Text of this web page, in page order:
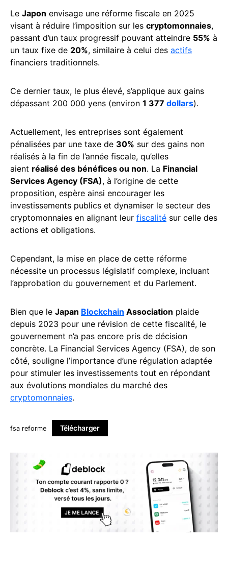
Le Japon envisage une réforme fiscale en 2025
visant à réduire l’imposition sur les cryptomonnaies,
passant d’un taux progressif pouvant atteindre 55% à
un taux fixe de 20%, similaire à celui des actifs
financiers traditionnels.
Ce dernier taux, le plus élevé, s’applique aux gains
dépassant 200 000 yens (environ 1 377 dollars).
Actuellement, les entreprises sont également
pénalisées par une taxe de 30% sur des gains non
réalisés à la fin de l’année fiscale, qu’elles
aient réalisé des bénéfices ou non. La Financial
Services Agency (FSA), à l’origine de cette
proposition, espère ainsi encourager les
investissements publics et dynamiser le secteur des
cryptomonnaies en alignant leur fiscalité sur celle des
actions et obligations.
Cependant, la mise en place de cette réforme
nécessite un processus législatif complexe, incluant
l’approbation du gouvernement et du Parlement.
Bien que le Japan Blockchain Association plaide
depuis 2023 pour une révision de cette fiscalité, le
gouvernement n’a pas encore pris de décision
concrète. La Financial Services Agency (FSA), de son
côté, souligne l’importance d’une régulation adaptée
pour stimuler les investissements tout en répondant
aux évolutions mondiales du marché des
cryptomonnaies.
fsa reforme Télécharger